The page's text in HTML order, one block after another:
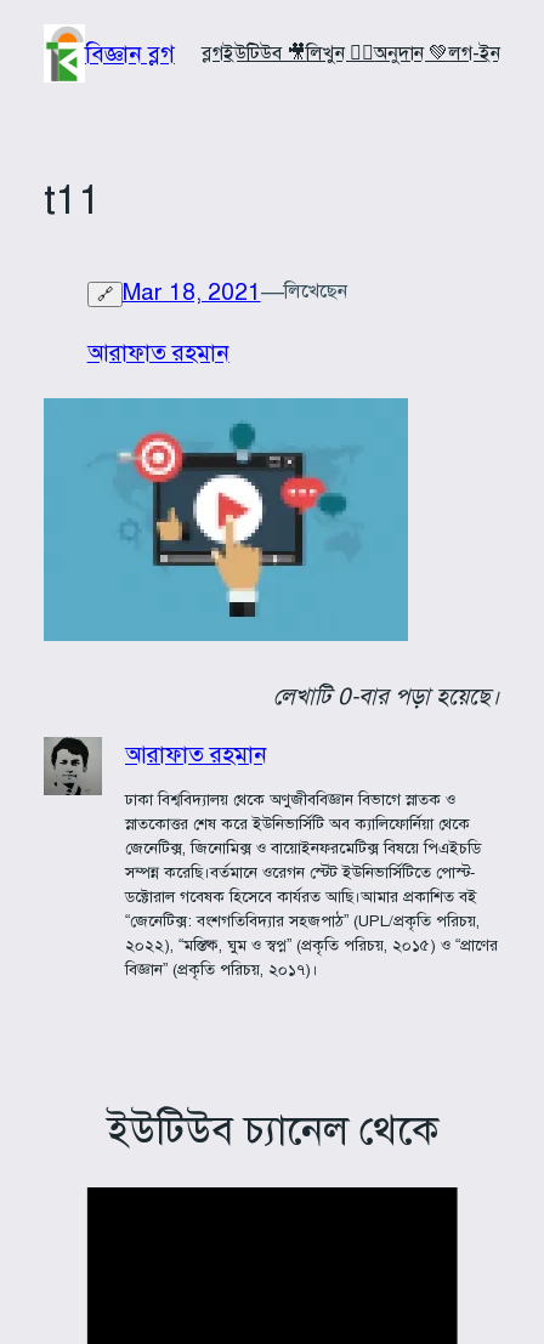
content
বিজ্ঞান ব্লগ ব্লগইউটিউব 🎥লিখুন ✍🏼অনুদান 💚লগ-ইন
t11
🔗 Mar 18, 2021—লিখেছেন
আরাফাত রহমান
লেখাটি 0-বার পড়া হয়েছে।
আরাফাত রহমান
ঢাকা বিশ্ববিদ্যালয় থেকে অণুজীববিজ্ঞান বিভাগে স্নাতক ও
স্নাতকোত্তর শেষ করে ইউনিভার্সিটি অব ক্যালিফোর্নিয়া থেকে
জেনেটিক্স, জিনোমিক্স ও বায়োইনফরমেটিক্স বিষয়ে পিএইচডি
সম্পন্ন করেছি।বর্তমানে ওরেগন স্টেট ইউনিভার্সিটিতে পোস্ট-
ডক্টোরাল গবেষক হিসেবে কার্যরত আছি।আমার প্রকাশিত বই
“জেনেটিক্স: বংশগতিবিদ্যার সহজপাঠ” (UPL/প্রকৃতি পরিচয়,
২০২২), “মস্তিষ্ক, ঘুম ও স্বপ্ন” (প্রকৃতি পরিচয়, ২০১৫) ও “প্রাণের
বিজ্ঞান” (প্রকৃতি পরিচয়, ২০১৭)।
ইউটিউব চ্যানেল থেকে